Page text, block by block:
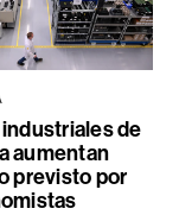
de
aumentan
previsto por